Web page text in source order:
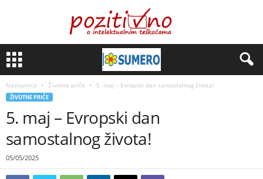
Naslovnica Životne priče 5. maj – Evropski dan samostalnog života!
ŽIVOTNE PRIČE
5. maj – Evropski dan
samostalnog života!
05/05/2025